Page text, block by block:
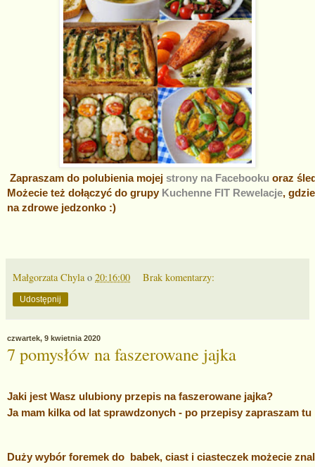
Zapraszam do polubienia mojej strony na Facebooku oraz
Możecie też dołączyć do grupy Kuchenne FIT Rewelacje,
na zdrowe jedzonko :)
Małgorzata Chyla o 20:16:00 Brak komentarzy:
Udostępnij
czwartek, 9 kwietnia 2020
7 pomysłów na faszerowane jajka
Jaki jest Wasz ulubiony przepis na faszerowane jajka?
Ja mam kilka od lat sprawdzonych - po przepisy zapraszam tu
Duży wybór foremek do babek, ciast i ciasteczek możecie